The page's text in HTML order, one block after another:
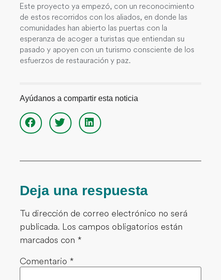
Este proyecto ya empezó, con un reconocimiento
de estos recorridos con los aliados, en donde las
comunidades han abierto las puertas con la
esperanza de acoger a turistas que entiendan su
pasado y apoyen con un turismo consciente de los
esfuerzos de restauración y paz.
Ayúdanos a compartir esta noticia
Deja una respuesta
Tu dirección de correo electrónico no será
publicada. Los campos obligatorios están
marcados con *
Comentario *